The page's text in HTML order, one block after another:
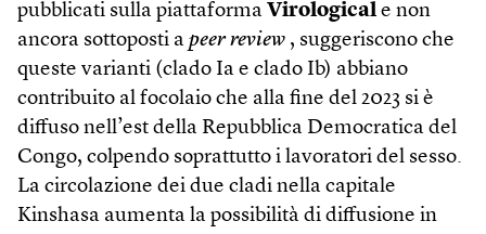
pubblicati sulla piattaforma Virological e non
ancora sottoposti a peer review , suggeriscono che
queste varianti (clado Ia e clado Ib) abbiano
contribuito al focolaio che alla fine del 2023 si è
diffuso nell’est della Repubblica Democratica del
Congo, colpendo soprattutto i lavoratori del sesso.
La circolazione dei due cladi nella capitale
Kinshasa aumenta la possibilità di diffusione in